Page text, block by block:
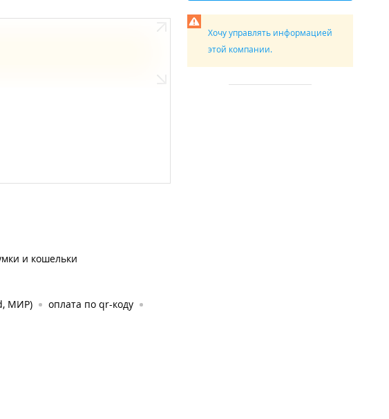
и кошельки
МИР)
оплата по qr-коду
Хочу управлять информацией
этой компании.